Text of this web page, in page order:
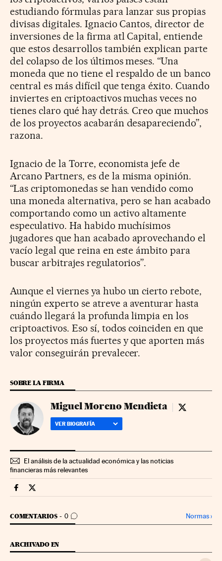
estudiando fórmulas para lanzar sus propias
divisas digitales. Ignacio Cantos, director de
inversiones de la firma atl Capital, entiende
que estos desarrollos también explican parte
del colapso de los últimos meses. “Una
moneda que no tiene el respaldo de un banco
central es más difícil que tenga éxito. Cuando
inviertes en criptoactivos muchas veces no
tienes claro qué hay detrás. Creo que muchos
de los proyectos acabarán desapareciendo”,
razona.
Ignacio de la Torre, economista jefe de
Arcano Partners, es de la misma opinión.
“Las criptomonedas se han vendido como
una moneda alternativa, pero se han acabado
comportando como un activo altamente
especulativo. Ha habido muchísimos
jugadores que han acabado aprovechando el
vacío legal que reina en este ámbito para
buscar arbitrajes regulatorios”.
Aunque el viernes ya hubo un cierto rebote,
ningún experto se atreve a aventurar hasta
cuándo llegará la profunda limpia en los
criptoactivos. Eso sí, todos coinciden en que
los proyectos más fuertes y que aporten más
valor conseguirán prevalecer.
SOBRE LA FIRMA
Miguel Moreno Mendieta Miguel
VER BIOGRAFÍA
El análisis de la actualidad económica y las noticias
financieras más relevantes
Mercados Financieros Cinco Días en Facebook
Mercados Financieros Cinco Días en Twitter
COMENTARIOS 0
IR A LOS COMENTARIOS Normas›
ARCHIVADO EN